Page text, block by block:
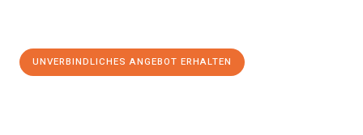
UNVERBINDLICHES ANGEBOT ERHALTEN